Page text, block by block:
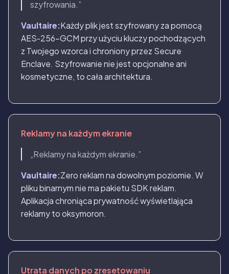
szyfrowania.”
Vaultaire:Każdy plik jest szyfrowany za pomocą
AES-256-GCM przy użyciu kluczy pochodzących
z Twojego wzorca i chroniony przez Secure
Enclave. Szyfrowanie nie jest opcjonalne ani
kosmetyczne, to cała architektura.
Reklamy na każdym ekranie
„Reklamy na każdym ekranie.”
Vaultaire:Zero reklam na dowolnym poziomie. W
pliku binarnym nie ma pakietu SDK reklam.
Aplikacja chroniąca prywatność wyświetlająca
reklamy to oksymoron.
Utrata danych po zresetowaniu